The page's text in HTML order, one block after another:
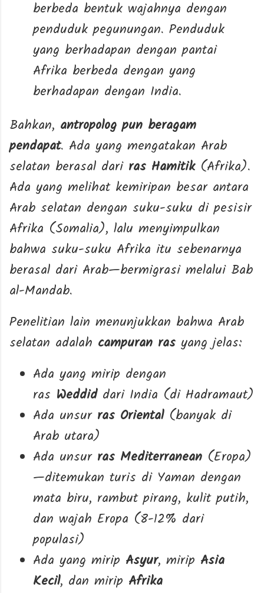
berbeda bentuk wajahnya dengan
penduduk pegunungan. Penduduk
yang berhadapan dengan pantai
Afrika berbeda dengan yang
berhadapan dengan India.
Bahkan, antropolog pun beragam
pendapat. Ada yang mengatakan Arab
selatan berasal dari ras Hamitik(Afrika).
Ada yang melihat kemiripan besar antara
Arab selatan dengan suku-suku di pesisir
Afrika (Somalia), lalu menyimpulkan
bahwa suku-suku Afrika itu sebenarnya
berasal dari Arab—bermigrasi melalui Bab
al-Mandab.
Penelitian lain menunjukkan bahwa Arab
selatan adalah campuran ras yang jelas:
Ada yang mirip dengan
ras Weddiddari India (di Hadramaut)
Ada unsur ras Oriental(banyak di
Arab utara)
Ada unsur ras Mediterranean (Eropa)
—ditemukan turis di Yaman dengan
mata biru, rambut pirang, kulit putih,
dan wajah Eropa (8-12% dari
populasi)
Ada yang mirip Asyur, mirip Asia
Kecil, dan mirip Afrika